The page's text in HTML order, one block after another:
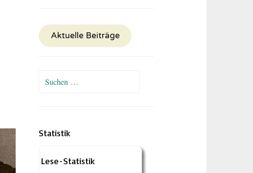
Aktuelle Beiträge
Suchen
Statistik
Lese-Statistik